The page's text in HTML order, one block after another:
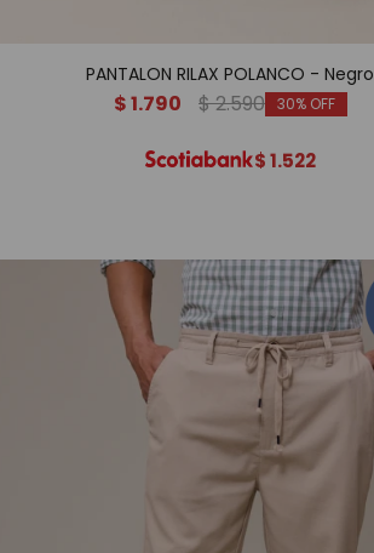
PANTALON RILAX POLANCO - Negro
$1.790 $2.590 30
$1.522